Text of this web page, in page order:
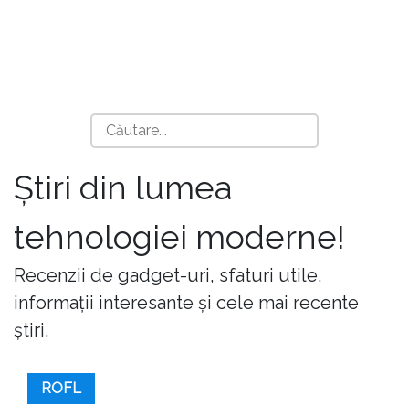
Știri din lumea
tehnologiei moderne!
Recenzii de gadget-uri, sfaturi utile,
informații interesante și cele mai recente
știri.
ROFL